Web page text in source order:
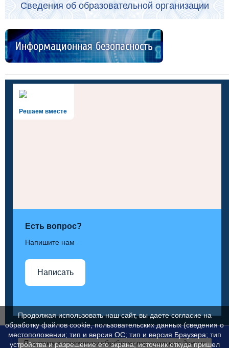
Сведения об образовательной организации
Информационная безопасность
Решаем вместе
Есть вопрос?
Напишите нам
Написать
Политика в отношении обработки персональных данных
Продолжая использовать наш сайт, вы даете согласие на
обработку файлов cookie, пользовательских данных (сведения о
местоположении; тип и версия ОС; тип и версия Браузера; тип
устройства и разрешение его экрана; источник откуда пришел